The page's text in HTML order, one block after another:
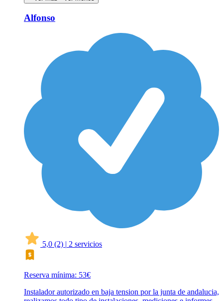
Alfonso
5,0 (2) | 2 servicios
Reserva mínima: 53€
Instalador autorizado en baja tension por la junta de andalucia,